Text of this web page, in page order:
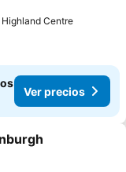
CentreVer
Ver precios